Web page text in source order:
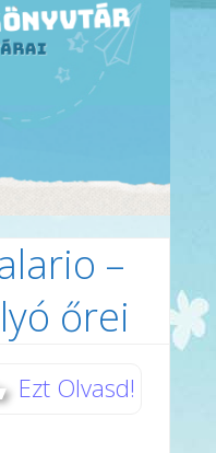
–
őrei
Ezt Olvasd!